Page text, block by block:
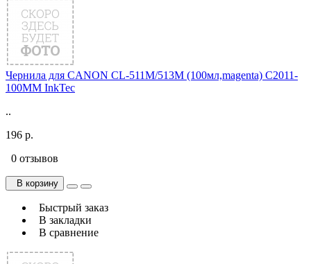
Чернила для CANON CL-511M/513M (100мл,magenta) C2011-
100MM InkTec
..
196 р.
0 отзывов
В корзину
Быстрый заказ
В закладки
В сравнение